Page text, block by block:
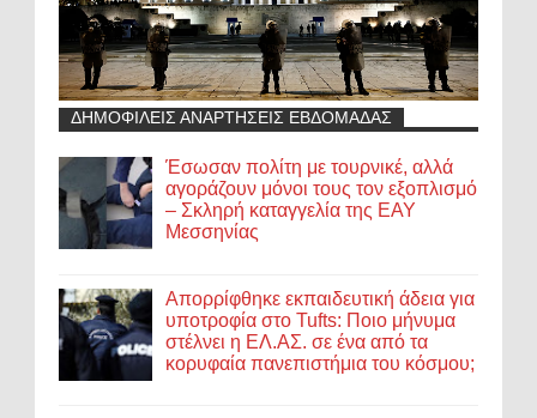
ΔΗΜΟΦΙΛΕΙΣ ΑΝΑΡΤΗΣΕΙΣ ΕΒΔΟΜΑΔΑΣ
Έσωσαν πολίτη με τουρνικέ, αλλά
αγοράζουν μόνοι τους τον εξοπλισμό
– Σκληρή καταγγελία της ΕΑΥ
Μεσσηνίας
Απορρίφθηκε εκπαιδευτική άδεια για
υποτροφία στο Tufts: Ποιο μήνυμα
στέλνει η ΕΛ.ΑΣ. σε ένα από τα
κορυφαία πανεπιστήμια του κόσμου;